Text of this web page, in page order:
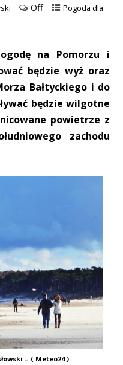
Off
Pogoda dla
na Pomorzu i
będzie wyż oraz
Bałtyckiego i do
będzie wilgotne
powietrze z
zachodu
– ( Meteo24 )